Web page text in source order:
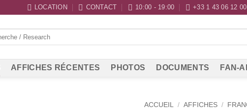
LOCATION CONTACT 10:00 - 19:00 +33 1 43 06 12 00
AFFICHES RÉCENTES PHOTOS DOCUMENTS FAN-
ACCUEIL / AFFICHES /